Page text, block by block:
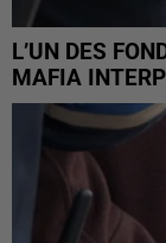
L’UN DES
MAFIA